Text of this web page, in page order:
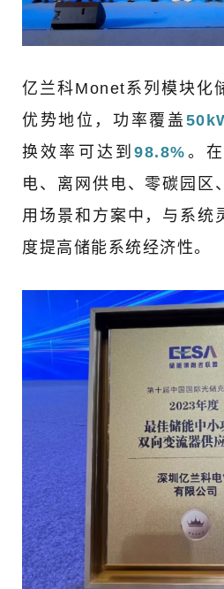
亿兰科Monet系列模块化
优势地位，功率覆盖
换效率可达到98.8% 。
电、离网供电、零碳园区
用场景和方案中，与系统
度提高储能系统经济性。